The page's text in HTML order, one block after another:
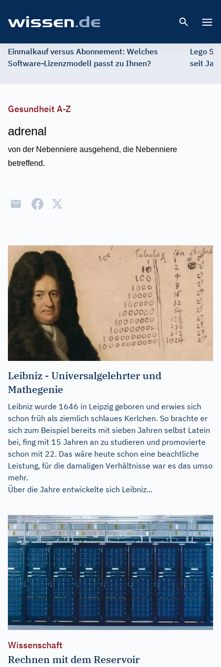
Einmalkauf versus Abonnement: Welches
Software-Lizenzmodell passt zu Ihnen?
Lego
seit
Gesundheit A-Z
adrenal
von der Nebenniere ausgehend, die Nebenniere
betreffend.
Leibniz - Universalgelehrter und
Mathegenie
Leibniz wurde 1646 in Leipzig geboren und erwies sich
schon früh als ziemlich schlaues Kerlchen. So brachte er
sich zum Beispiel bereits mit sieben Jahren selbst Latein
bei, fing mit 15 Jahren an zu studieren und promovierte
schon mit 22. Das wäre heute schon eine beachtliche
Leistung, für die damaligen Verhältnisse war es das umso
mehr.
Über die Jahre entwickelte sich Leibniz...
Wissenschaft
Rechnen mit dem Reservoir